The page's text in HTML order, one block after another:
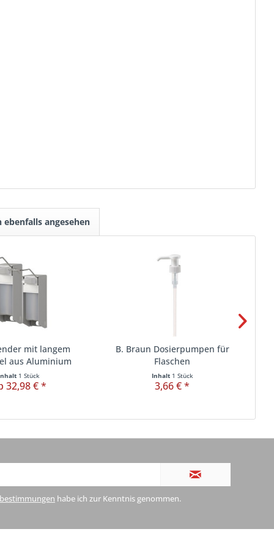
ebenfalls angesehen
mit langem
aus Aluminium
1 Stück
32,98 € *
B. Braun Dosierpumpen für
Flaschen
Inhalt 1 Stück
3,66 € *
habe ich zur Kenntnis genommen.